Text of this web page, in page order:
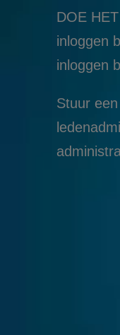
DOE
inloggen
inloggen
Stuur